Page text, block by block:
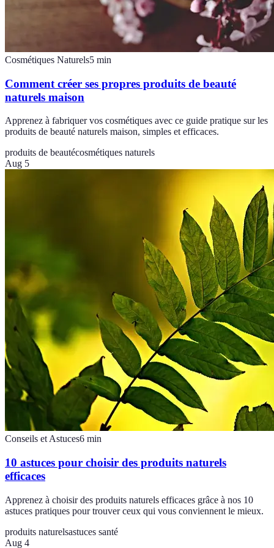
Cosmétiques Naturels5 min
Comment créer ses propres produits de beauté
naturels maison
Apprenez à fabriquer vos cosmétiques avec ce guide pratique sur les
produits de beauté naturels maison, simples et efficaces.
produits de beautécosmétiques naturels
Aug 5
Conseils et Astuces6 min
10 astuces pour choisir des produits naturels
efficaces
Apprenez à choisir des produits naturels efficaces grâce à nos 10
astuces pratiques pour trouver ceux qui vous conviennent le mieux.
produits naturelsastuces santé
Aug 4